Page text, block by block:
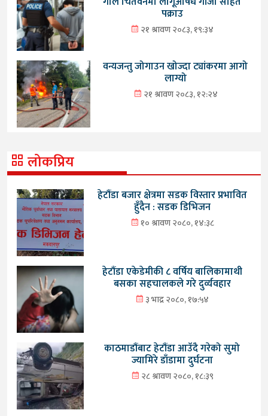
पक्राउ
२१ श्रावण २०८३, १९:३४
वन्यजन्तु जोगाउन खोज्दा ट्यांकरमा आगो
लाग्यो
२१ श्रावण २०८३, १२:२४
लोकप्रिय
हेटौंडा बजार क्षेत्रमा सडक विस्तार प्रभावित
हुँदैन : सडक डिभिजन
१० श्रावण २०८०, १४:३८
हेटौंडा एकेडेमीकी ८ वर्षिय बालिकामाथी
बसका सहचालकले गरे दुर्व्यवहार
३ भाद्र २०८०, १७:५४
काठमाडौंबाट हेटौंडा आउँदै गरेको सुमो
ज्यामिरे डाँडामा दुर्घटना
२८ श्रावण २०८०, १८:३९